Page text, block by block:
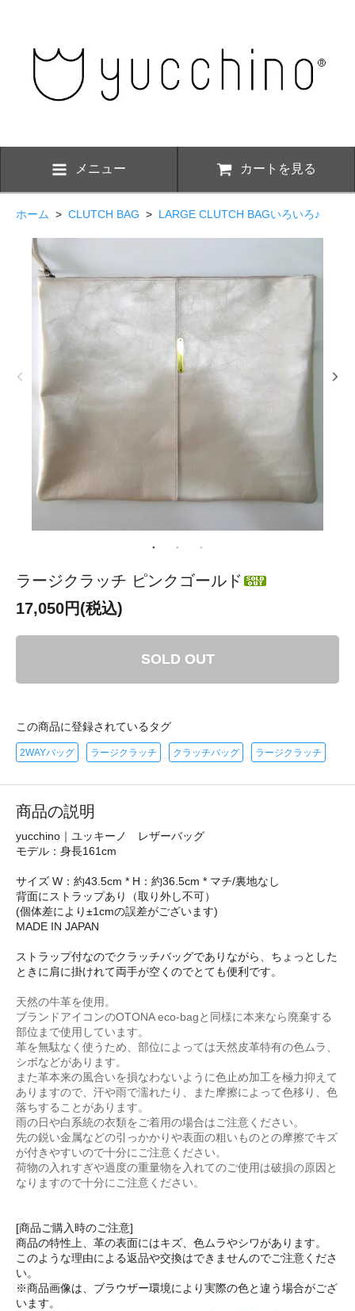
メニュー カートを見る
ホーム > CLUTCH BAG > LARGE CLUTCH BAGいろいろ♪
ラージクラッチ ピンクゴールド
17,050円(税込)
SOLD OUT
この商品に登録されているタグ
2WAYバッグ ラージクラッチ クラッチバッグ ラージクラッチ
商品の説明
yucchino｜ユッキーノ レザーバッグ
モデル：身長161cm
サイズ W：約43.5cm * H：約36.5cm * マチ/裏地なし
背面にストラップあり（取り外し不可）
(個体差により±1cmの誤差がございます)
MADE IN JAPAN
ストラップ付なのでクラッチバッグでありながら、ちょっとした
ときに肩に掛けれて両手が空くのでとても便利です。
天然の牛革を使用。
ブランドアイコンのOTONA eco-bagと同様に本来なら廃棄する
部位まで使用しています。
革を無駄なく使うため、部位によっては天然皮革特有の色ムラ、
シボなどがあります。
また革本来の風合いを損なわないように色止め加工を極力抑えて
ありますので、汗や雨で濡れたり、また摩擦によって色移り、色
落ちすることがあります。
雨の日や白系統の衣類をご着用の場合はご注意ください。
先の鋭い金属などの引っかかりや表面の粗いものとの摩擦でキズ
が付きやすいので十分にご注意ください。
荷物の入れすぎや過度の重量物を入れてのご使用は破損の原因と
なりますので十分にご注意ください。
[商品ご購入時のご注意]
商品の特性上、革の表面にはキズ、色ムラやシワがあります。
このような理由による返品や交換はできませんのでご注意くださ
い。
※商品画像は、ブラウザー環境により実際の色と違う場合がござ
います。